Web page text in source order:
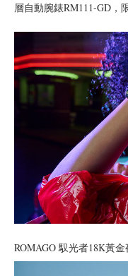
層自動腕錶RM111-GD，
ROMAGO 馭光者18K黃